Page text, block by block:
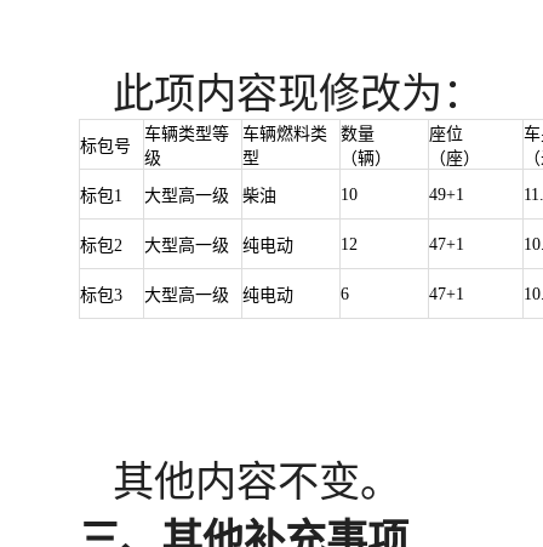
此项内容现修改为 ：
标包号
车辆类型等
级
车辆燃料类
型
数量
（辆）
座位
（座）
标包1 大型高一级 柴油 10 49+1
标包2 大型高一级 纯电动 12 47+1
标包3 大型高一级 纯电动 6 47+1
其他内容不变。